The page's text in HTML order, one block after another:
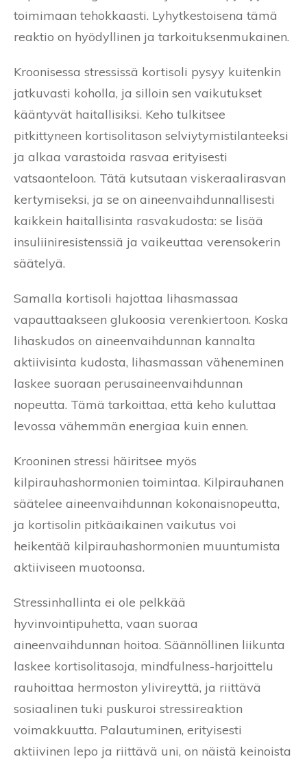
toimimaan tehokkaasti. Lyhytkestoisena tämä
reaktio on hyödyllinen ja tarkoituksenmukainen.
Kroonisessa stressissä kortisoli pysyy kuitenkin
jatkuvasti koholla, ja silloin sen vaikutukset
kääntyvät haitallisiksi. Keho tulkitsee
pitkittyneen kortisolitason selviytymistilanteeksi
ja alkaa varastoida rasvaa erityisesti
vatsaonteloon. Tätä kutsutaan viskeraalirasvan
kertymiseksi, ja se on aineenvaihdunnallisesti
kaikkein haitallisinta rasvakudosta: se lisää
insuliiniresistenssiä ja vaikeuttaa verensokerin
säätelyä.
Samalla kortisoli hajottaa lihasmassaa
vapauttaakseen glukoosia verenkiertoon. Koska
lihaskudos on aineenvaihdunnan kannalta
aktiivisinta kudosta, lihasmassan väheneminen
laskee suoraan perusaineenvaihdunnan
nopeutta. Tämä tarkoittaa, että keho kuluttaa
levossa vähemmän energiaa kuin ennen.
Krooninen stressi häiritsee myös
kilpirauhashormonien toimintaa. Kilpirauhanen
säätelee aineenvaihdunnan kokonaisnopeutta,
ja kortisolin pitkäaikainen vaikutus voi
heikentää kilpirauhashormonien muuntumista
aktiiviseen muotoonsa.
Stressinhallinta ei ole pelkkää
hyvinvointipuhetta, vaan suoraa
aineenvaihdunnan hoitoa. Säännöllinen liikunta
laskee kortisolitasoja, mindfulness-harjoittelu
rauhoittaa hermoston ylivireyttä, ja riittävä
sosiaalinen tuki puskuroi stressireaktion
voimakkuutta. Palautuminen, erityisesti
aktiivinen lepo ja riittävä uni, on näistä keinoista